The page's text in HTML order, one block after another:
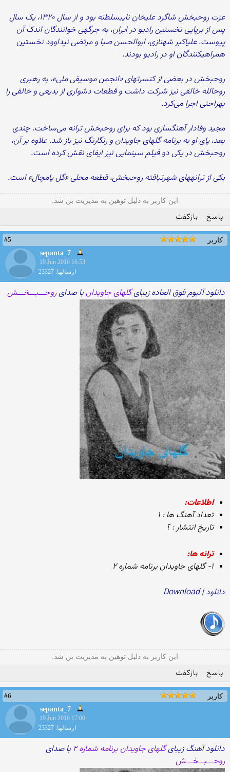
عزت روح‏بخش شاگرد علی‏خان نایب‏سلطنه بود و از سال ۱۳۲۰، یک سال
پس از برپایی نخستین رادیو در ایران، به جرگه‏ی خوانندگان اندک آن
پیوست. علی‏اکبر شهنازی، ابوالحسن صبا و مرتضی نی‏داوود نخستین
همراهی‏کنندگان او در رادیو بودند.
روح‏بخش در بعضی از کنسرت‏های «انجمن موسیقی ملی»، به رهبری
روح‏الله خالقی نیز شرکت داشت و قطعات دشواری از بدیعی و خالقی را
به‏راحتی اجرا می‌‏کرد.
مجید وفادار آهنگ‏سازی بود که برای روح‏بخش ترانه می‌‏ساخت. چندی
بعد، پای او به برنامه‏ گل‏های جاویدان و رنگارنگ نیز باز شد. علاوه بر آن،
روح‏بخش در یکی دو فیلم سینمایی نیز ایفای نقش کرده است.
یکی از ترانه‏های شهرت‏یافته‏ روح‏بخش، قطعه‏ محلی «گل پامچال» است.
این کاربر به دلیل توهین به مدیریت بن شد.
پاسخ بازگفت
کاربر
#5
sepanta_7
19 Jun 2016 16:53
ارسالها: 23327
دانلود آلبوم فوق العاده زیبایگلهای جاویدان با صدایروحـــبـــخـــش
اطلاعات:
تعداد آهنگ ها : ۱
تاریخ انتشار : ؟
ترانه ها:
۱- گلهای جاویدان برنامه شماره ۲
دانلود | Download
این کاربر به دلیل توهین به مدیریت بن شد.
پاسخ بازگفت
کاربر
#6
sepanta_7
19 Jun 2016 17:00
ارسالها: 23327
دانلود آهنگ زیبایگلهای جاویدان برنامه شماره ۲ با صدای
روحـــبـــخـــش